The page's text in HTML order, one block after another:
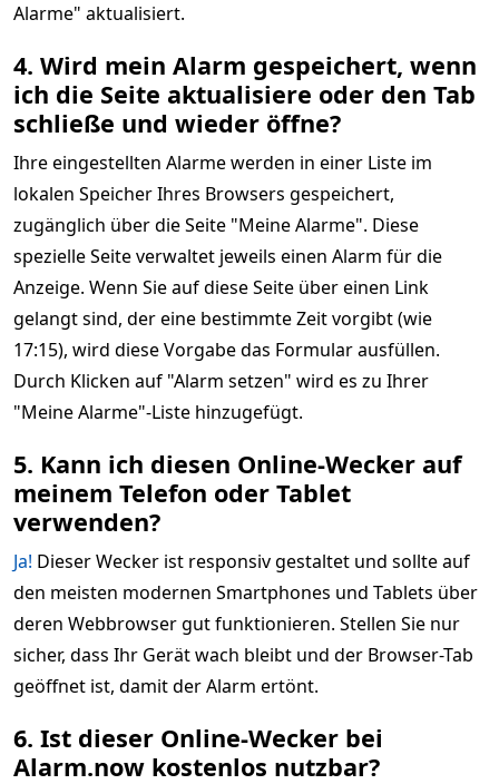
Alarme" aktualisiert.
4. Wird mein Alarm gespeichert, wenn
ich die Seite aktualisiere oder den Tab
schließe und wieder öffne?
Ihre eingestellten Alarme werden in einer Liste im
lokalen Speicher Ihres Browsers gespeichert,
zugänglich über die Seite "Meine Alarme". Diese
spezielle Seite verwaltet jeweils einen Alarm für die
Anzeige. Wenn Sie auf diese Seite über einen Link
gelangt sind, der eine bestimmte Zeit vorgibt (wie
17:15), wird diese Vorgabe das Formular ausfüllen.
Durch Klicken auf "Alarm setzen" wird es zu Ihrer
"Meine Alarme"-Liste hinzugefügt.
5. Kann ich diesen Online-Wecker auf
meinem Telefon oder Tablet
verwenden?
Ja! Dieser Wecker ist responsiv gestaltet und sollte auf
den meisten modernen Smartphones und Tablets über
deren Webbrowser gut funktionieren. Stellen Sie nur
sicher, dass Ihr Gerät wach bleibt und der Browser-Tab
geöffnet ist, damit der Alarm ertönt.
6. Ist dieser Online-Wecker bei
Alarm.now kostenlos nutzbar?